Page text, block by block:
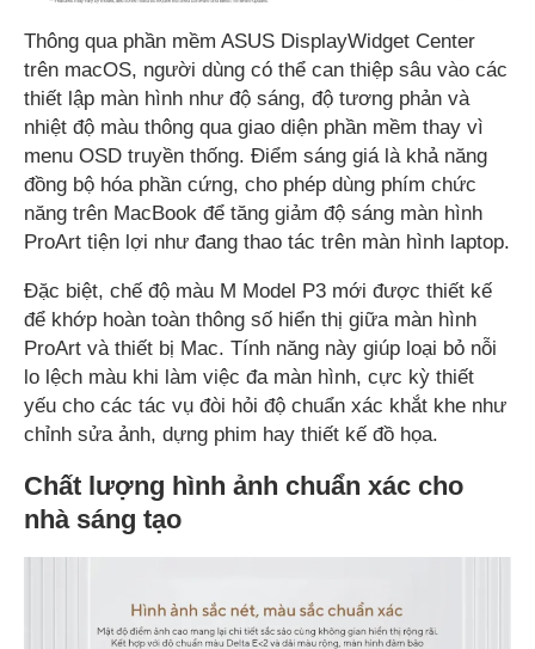
Thông qua phần mềm ASUS DisplayWidget Center
trên macOS, người dùng có thể can thiệp sâu vào các
thiết lập màn hình như độ sáng, độ tương phản và
nhiệt độ màu thông qua giao diện phần mềm thay vì
menu OSD truyền thống. Điểm sáng giá là khả năng
đồng bộ hóa phần cứng, cho phép dùng phím chức
năng trên MacBook để tăng giảm độ sáng màn hình
ProArt tiện lợi như đang thao tác trên màn hình laptop.
Đặc biệt, chế độ màu M Model P3 mới được thiết kế
để khớp hoàn toàn thông số hiển thị giữa màn hình
ProArt và thiết bị Mac. Tính năng này giúp loại bỏ nỗi
lo lệch màu khi làm việc đa màn hình, cực kỳ thiết
yếu cho các tác vụ đòi hỏi độ chuẩn xác khắt khe như
chỉnh sửa ảnh, dựng phim hay thiết kế đồ họa.
Chất lượng hình ảnh chuẩn xác cho
nhà sáng tạo